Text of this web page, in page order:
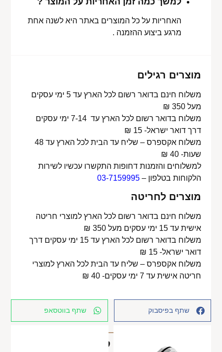
האחריות על כל המוצרים באתר היא לשנה אחת
מרגע ביצוע ההזמנה .
מוצרים רגילים
משלוח חינם בדואר רשום לכל הארץ עד 5 ימי עסקים
מעל 350 ₪
משלוח בדואר רשום לכל הארץ עד 7-14 ימי עסקים
דרך דואר ישראל- 15 ₪
משלוח אקספרס – שליח עד הבית לכל הארץ עד 48
שעות- 40 ₪
למשלוחים והזמנות דחופות התקשרו עכשיו לשירות
הלקוחות בטלפון –03-7159995
מוצרים לחריטה
משלוח חינם בדואר רשום לכל הארץ למוצרי חריטה
אישית עד 15 ימי עסקים מעל 350 ₪
משלוח בדואר רשום לכל הארץ עד 15 ימי עסקים דרך
דואר ישראל- 15 ₪
משלוח אקספרס – שליח עד הבית לכל הארץ למוצרי
חריטה אישית עד 7 ימי עסקים- 40 ₪
שתף בפיסבוק שתף בווטסאפ
מוצרים קשורים